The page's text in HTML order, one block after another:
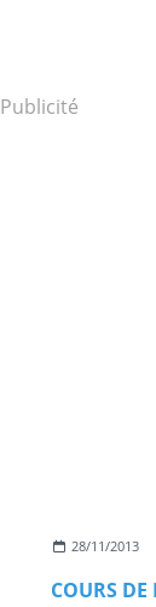
Publicité
28/11/2013